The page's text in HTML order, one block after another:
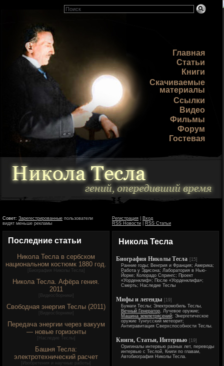
Главная
Статьи
Книги
Скачиваемые
материалы
Ссылки
Видео
Фильмы
Форум
Гостевая
Совет: Зарегестрированные пользователи
видят меньше рекламы
Регистрация
Вход
RSS Новости
RSS Статьи
Последние статьи
Никола Тесла в сербском
национальном костюмк 1880 год.
Биография Николы Тесла
Никола Тесла. Афёра гения.
2011
Видеосборники
Свободная энергия Теслы (2011)
Видеосборники
Передача энергии через вакуум
— новые горизонты
Наследие Теслы]
Башня Тесла:
электротехнический расчет
Изобретения и научные работы
Никола Тесла
Биография Николы Тесла [15]
Ранние годы; Венгрия и Франция; Америка;
Работа у Эдисона; Лаборатория в Нью-
Йорке; Колорадо Спрингс; Проект
«Уорденклиф»; После «Уорденклифа»;
Смерть; Наследие Теслы
Мифы и легенды [19]
Бумаги Теслы; Электромобиль Теслы,
Вечный Генератор, Лучевое оружие;
Машина землетрясений; Энергетическое
оружие Тунгусский метеорит;
Антигравитация Сверхспособности Теслы.
Книги, Статьи, Интервью [19]
Оригиналы интервью разных лет, переводы
интервью с Теслой, Книги по главам,
Автобиография Николы Тесла.